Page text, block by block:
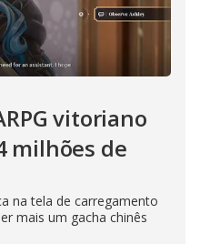
vitoriano
milhões de
na tela de carregamento
mais um gacha chinês